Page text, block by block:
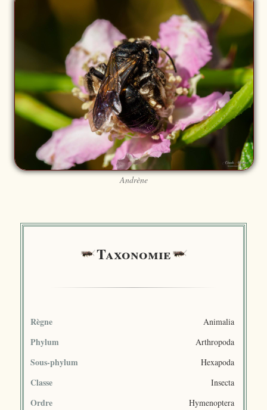
Andrène
Taxonomie
Règne Animalia
Phylum Arthropoda
Sous-phylum Hexapoda
Classe Insecta
Ordre Hymenoptera